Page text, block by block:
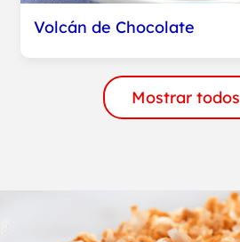
Volcán de Chocolate
Mostrar todos